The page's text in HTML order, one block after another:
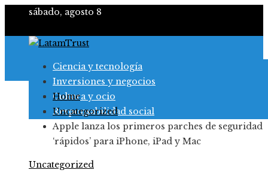
sábado, agosto 8
Ciencia y tecnología
Inversiones y negocios
Cultura y ocio
Responsabilidad social
Home
Uncategorized
Apple lanza los primeros parches de seguridad
‘rápidos’ para iPhone, iPad y Mac
Uncategorized